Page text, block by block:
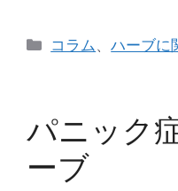
カ
ー
コラム 、ハーブに
パニック
ーブ